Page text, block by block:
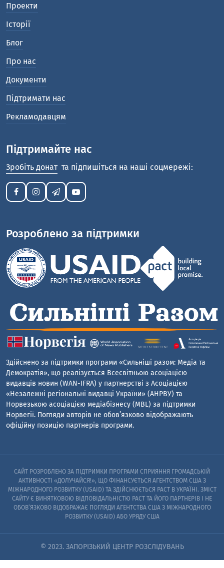
Проекти
Історії
Блог
Про нас
Документи
Підтримати нас
Рекламодавцям
Підтримайте нас
Зробіть донат та підпишіться на наші соцмережі:
Розроблено за підтримки
Здійснено за підтримки програми «Сильніші разом: Медіа та
Демократія», що реалізується Всесвітньою асоціацією
видавців новин (WAN-IFRA) у партнерстві з Асоціацією
«Незалежні регіональні видавці України» (АНРВУ) та
Норвезькою асоціацією медіабізнесу (MBL) за підтримки
Норвегії. Погляди авторів не обов’язково відображають
офіційну позицію партнерів програми.
САЙТ РОЗРОБЛЕНО ЗА ПІДТРИМКИ ПРОГРАМИ СПРИЯННЯ ГРОМАДСЬКІЙ
АКТИВНОСТІ «ДОЛУЧАЙСЯ!», ЩО ФІНАНСУЄТЬСЯ АГЕНТСТВОМ США З
МІЖНАРОДНОГО РОЗВИТКУ (USAID) ТА ЗДІЙСНЮЄТЬСЯ PACT В УКРАЇНІ. ЗМІСТ
САЙТУ Є ВИНЯТКОВОЮ ВІДПОВІДАЛЬНІСТЮ PACT ТА ЙОГО ПАРТНЕРІВ I НЕ
ОБОВ’ЯЗКОВО ВІДОБРАЖАЄ ПОГЛЯДИ АГЕНТСТВА США З МІЖНАРОДНОГО
РОЗВИТКУ (USAID) АБО УРЯДУ США
© 2023. ЗАПОРІЗЬКИЙ ЦЕНТР РОЗСЛІДУВАНЬ